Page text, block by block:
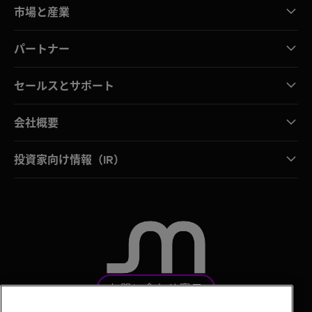
市場と産業
パートナー
セールスとサポート
会社概要
投資家向け情報（IR）
お問い合わせ窓口